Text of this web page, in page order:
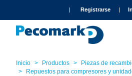
| Registrarse |
Inicio Productos
Piezas de
Repuestos para compresores y